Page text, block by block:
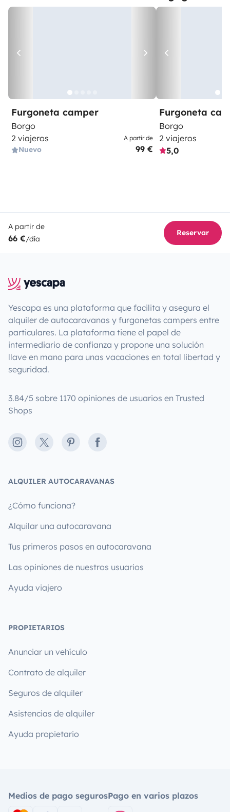
Furgoneta camper
Borgo
2 viajeros
Nuevo
A partir de
99 €
Furgoneta
Borgo
2 viajeros
5,0
A partir de
66 €/día
Reservar
Yescapa es una plataforma que facilita y asegura el
alquiler de autocaravanas y furgonetas campers entre
particulares. La plataforma tiene el papel de
intermediario de confianza y propone una solución
llave en mano para unas vacaciones en total libertad y
seguridad.
3.84/5 sobre 1170 opiniones de usuarios en Trusted
Shops
Instagram
X PinterestFacebook
ALQUILER AUTOCARAVANAS
¿Cómo funciona?
Alquilar una autocaravana
Tus primeros pasos en autocaravana
Las opiniones de nuestros usuarios
Ayuda viajero
PROPIETARIOS
Anunciar un vehículo
Contrato de alquiler
Seguros de alquiler
Asistencias de alquiler
Ayuda propietario
Medios de pago segurosPago en varios plazos